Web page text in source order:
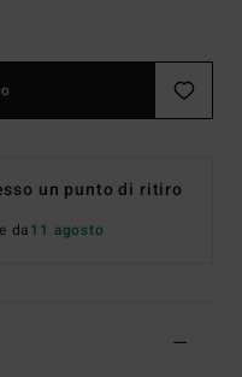
un punto di ritiro
da11 agosto